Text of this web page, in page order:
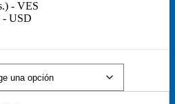
- VES
- USD